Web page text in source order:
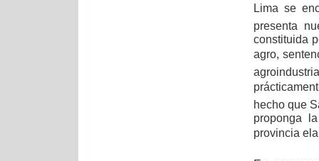
Lima se
presenta
constituida
agro,
hecho que
proponga
provincia